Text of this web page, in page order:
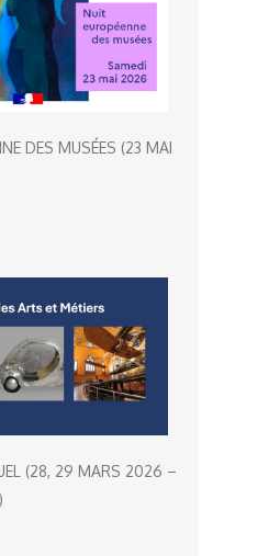
DES MUSÉES (23 MAI
(28, 29 MARS 2026 –